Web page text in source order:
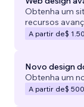
Obtenha um
recursos
A partir de$
Novo design
Obtenha um
A partir de$ 500